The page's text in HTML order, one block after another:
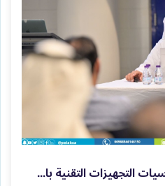
اول يوم لورشة عمل اساسيات التجهيزات التقنية بالخبر